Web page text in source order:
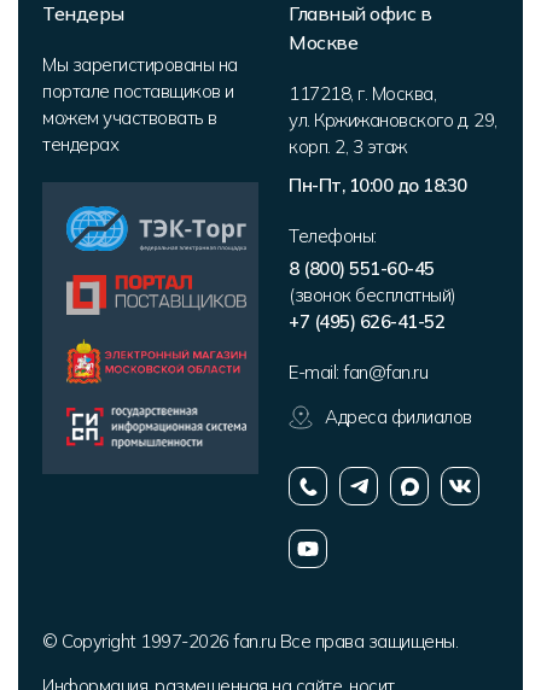
Тендеры
Мы зарегистированы на
портале поставщиков и
можем участвовать в
тендерах
Главный офис в
Москве
117218, г. Москва,
ул. Кржижановского д. 29,
корп. 2, 3 этаж
Пн-Пт, 10:00 до 18:30
Телефоны:
8 (800) 551-60-45
(звонок бесплатный)
+7 (495) 626-41-52
E-mail: fan@fan.ru
Адреса филиалов
© Copyright 1997-2026 fan.ru Все права защищены.